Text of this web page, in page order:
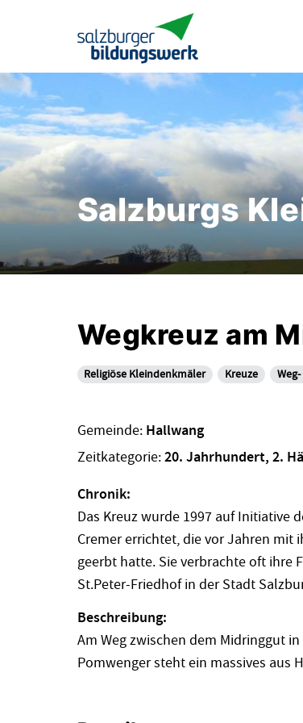
Salzburgs
Wegkreuz am
Religiöse Kleindenkmäler Kreuze
Gemeinde: Hallwang
Zeitkategorie:20. Jahrhundert, 2.
Chronik:
Das Kreuz wurde 1997 auf Initiative
Cremer errichtet, die vor Jahren mit
geerbt hatte. Sie verbrachte oft ihre
St.Peter-Friedhof in der Stadt
Beschreibung:
Am Weg zwischen dem Midringgut
Pomwenger steht ein massives aus